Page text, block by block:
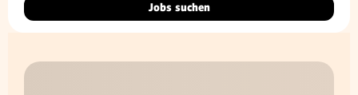
Jobs suchen